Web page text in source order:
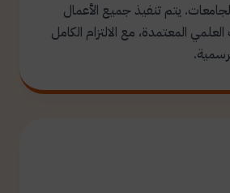
يتم تنفيذ جميع الأعمال
المعتمدة، مع الالتزام الكامل